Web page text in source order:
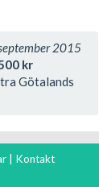
2015
kr
Götalands
Kontakt